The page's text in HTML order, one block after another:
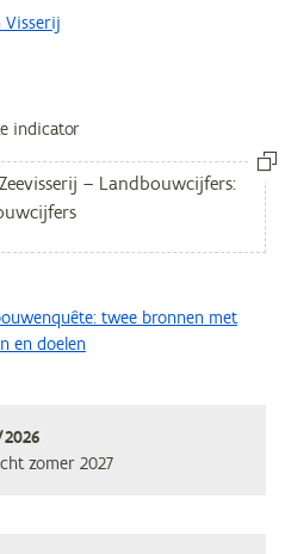
Visserij
indicator
twee bronnen met
en doelen
zomer 2027